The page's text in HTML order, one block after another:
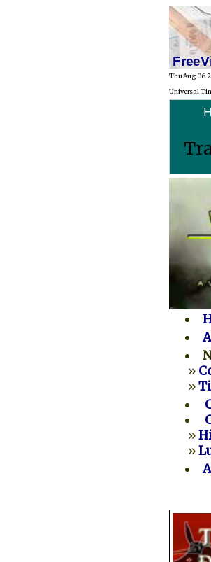
Thu Aug 06
Universal
»
»
»
»